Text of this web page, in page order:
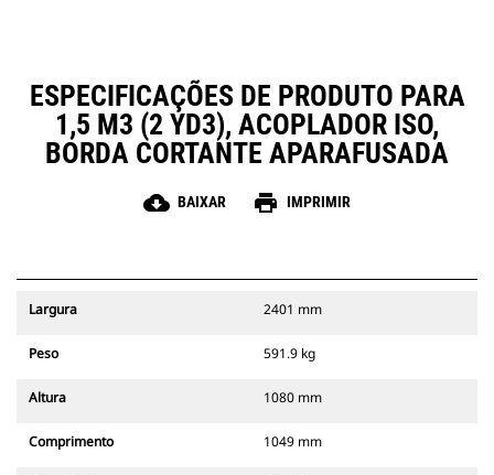
ESPECIFICAÇÕES DE PRODUTO PARA
1,5 M3 (2 YD3), ACOPLADOR ISO,
BORDA CORTANTE APARAFUSADA
cloud_download BAIXAR print IMPRIMIR
Largura 2401 mm
Peso 591.9 kg
Altura 1080 mm
Comprimento 1049 mm